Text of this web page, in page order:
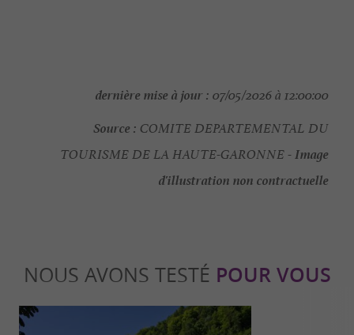
dernière mise à jour : 07/05/2026 à 12:00:00
Source : COMITE DEPARTEMENTAL DU
TOURISME DE LA HAUTE-GARONNE -Image
d'illustration non contractuelle
NOUS AVONS TESTÉ POUR VOUS